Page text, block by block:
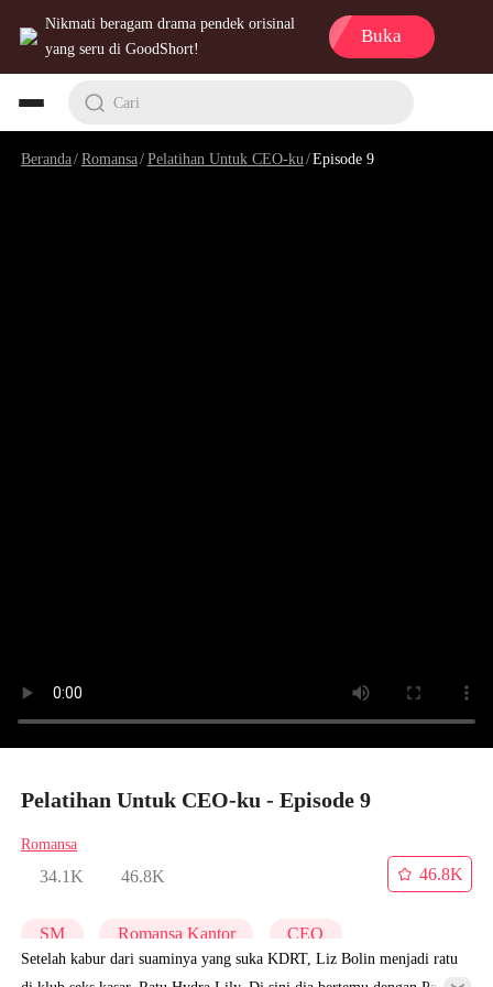
Nikmati beragam drama pendek orisinal
yang seru di GoodShort!
Buka
Cari
Beranda/Romansa/Pelatihan Untuk CEO-ku/Episode 9
Pelatihan Untuk CEO-ku - Episode 9
Romansa
34.1K 46.8K
46.8K
SM Romansa Kantor CEO
Setelah kabur dari suaminya yang suka KDRT, Liz Bolin menjadi ratu